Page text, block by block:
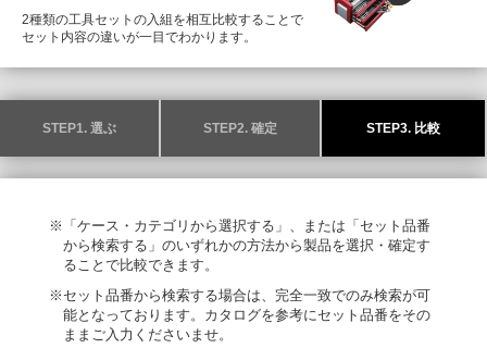
2種類の工具セットの入組を相互比較することで
セット内容の違いが一目でわかります。
STEP1. 選ぶ STEP2. 確定 STEP3. 比較
※「ケース・カテゴリから選択する」、または「セット品番
から検索する」のいずれかの方法から製品を選択・確定す
ることで比較できます。
※セット品番から検索する場合は、完全一致でのみ検索が可
能となっております。カタログを参考にセット品番をその
ままご入力くださいませ。